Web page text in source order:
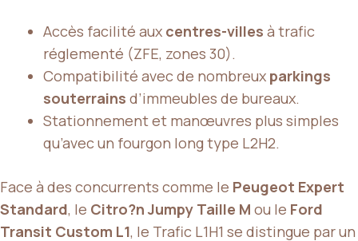
Accès facilité aux centres-villes à trafic
réglementé (ZFE, zones 30).
Compatibilité avec de nombreux parkings
souterrains d’immeubles de bureaux.
Stationnement et manœuvres plus simples
qu’avec un fourgon long type L2H2.
Face à des concurrents comme le Peugeot Expert
Standard, le Citro?n Jumpy Taille M ou le Ford
Transit Custom L1, le Trafic L1H1 se distingue par un